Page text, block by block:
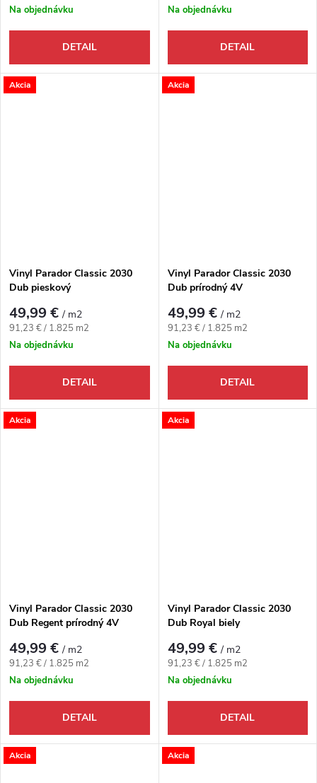
Na objednávku
DETAIL
Na objednávku
DETAIL
Akcia
Vinyl Parador Classic 2030
Dub pieskový
49,99 €/ m2
Jednotková cena:
91,23 € / 1.825 m2
Na objednávku
DETAIL
Akcia
Vinyl Parador Classic 2030
Dub prírodný 4V
49,99 €/ m2
Jednotková cena:
91,23 € / 1.825 m2
Na objednávku
DETAIL
Akcia
Vinyl Parador Classic 2030
Dub Regent prírodný 4V
49,99 €/ m2
Jednotková cena:
91,23 € / 1.825 m2
Na objednávku
DETAIL
Akcia
Vinyl Parador Classic 2030
Dub Royal biely
49,99 €/ m2
Jednotková cena:
91,23 € / 1.825 m2
Na objednávku
DETAIL
Akcia Akcia